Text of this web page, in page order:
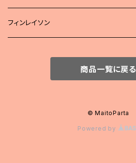
フィンレイソン
商品一覧に戻る
© MaitoParta
Powered by